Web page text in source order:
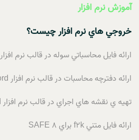
آموزش نرم افزار
خروجي هاي نرم افزار چيست؟
ارائه فايل محاسباتي سوله در قالب نرم افزار SAP2000
ارائه دفترچه محاسبات در قالب نرم افزار Word و PDF
تهيه ي نقشه هاي اجراي در قالب نرم افزار AutoCad
ارائه فايل متني f2k براي SAFE 8